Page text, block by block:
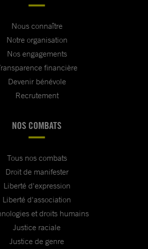
Nous connaître
Notre organisation
Nos engagements
financière
Devenir bénévole
Recrutement
NOS COMBATS
Tous nos combats
Droit de manifester
Liberté d'expression
Liberté d'association
et droits humains
Justice raciale
Justice de genre